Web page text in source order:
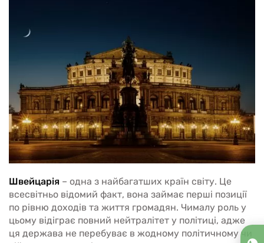
Швейцарія – одна з найбагатших країн світу. Це
всесвітньо відомий факт, вона займає перші позиції
по рівню доходів та життя громадян. Чималу роль у
цьому відіграє повний нейтралітет у політиці, адже
ця держава не перебуває в жодному політичному чи